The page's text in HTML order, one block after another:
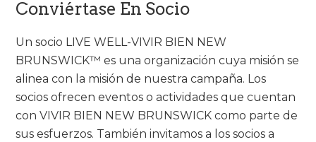
Conviértase En Socio
Un socio LIVE WELL-VIVIR BIEN NEW
BRUNSWICK™ es una organización cuya misión se
alinea con la misión de nuestra campaña. Los
socios ofrecen eventos o actividades que cuentan
con VIVIR BIEN NEW BRUNSWICK como parte de
sus esfuerzos. También invitamos a los socios a